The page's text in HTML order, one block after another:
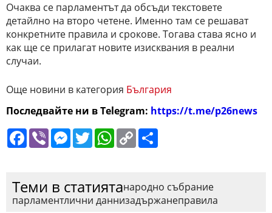
Очаква се парламентът да обсъди текстовете
детайлно на второ четене. Именно там се решават
конкретните правила и срокове. Тогава става ясно и
как ще се прилагат новите изисквания в реални
случаи.
Още новини в категория България
Последвайте ни в Telegram: https://t.me/p26news
Facebook
ViberMessenger
TwitterWhatsApp
Copy
Link
Теми в статиятанародно събрание
парламентлични даннизадържанеправила